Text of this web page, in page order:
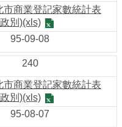
市商業登記家數統計表
別)(xls)
95-09-08
240
市商業登記家數統計表
別)(xls)
95-08-07